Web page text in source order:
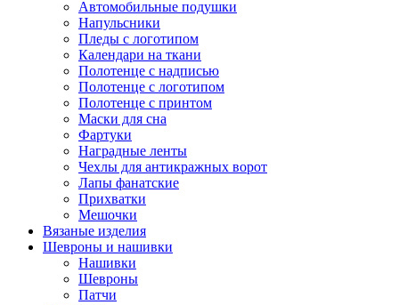
Автомобильные подушки
Напульсники
Пледы с логотипом
Календари на ткани
Полотенце с надписью
Полотенце с логотипом
Полотенце с принтом
Маски для сна
Фартуки
Наградные ленты
Чехлы для антикражных ворот
Лапы фанатские
Прихватки
Мешочки
Вязаные изделия
Шевроны и нашивки
Нашивки
Шевроны
Патчи